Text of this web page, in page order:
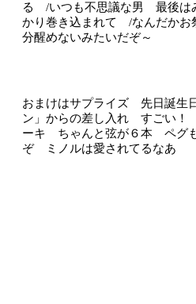
る /いつも不思議な男 最後は
かり巻き込まれて /なんだか
分醒めないみたいだぞ～
おまけはサプライズ 先日誕生
ン」からの差し入れ すごい！
ーキ ちゃんと弦が６本 ペグ
ぞ ミノルは愛されてるなあ